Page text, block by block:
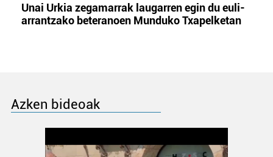
Unai Urkia zegamarrak laugarren egin du euli-
arrantzako beteranoen Munduko Txapelketan
Azken bideoak